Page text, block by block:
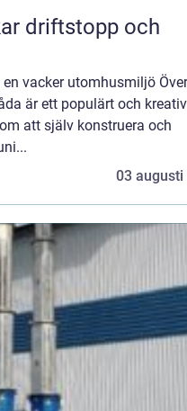
driftstopp och
vacker utomhusmiljö
är ett populärt och
att själv konstruera och
03 augusti